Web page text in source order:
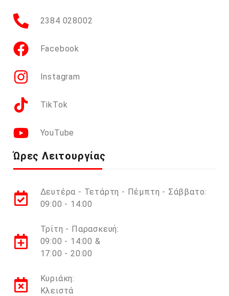
2384 028002
Facebook
Instagram
TikTok
YouTube
Ώρες Λειτουργίας
Δευτέρα - Τετάρτη - Πέμπτη - Σάββατο:
09:00 - 14:00
Τρίτη - Παρασκευή:
09:00 - 14:00 &
17:00 - 20:00
Κυριάκη:
Κλειστά